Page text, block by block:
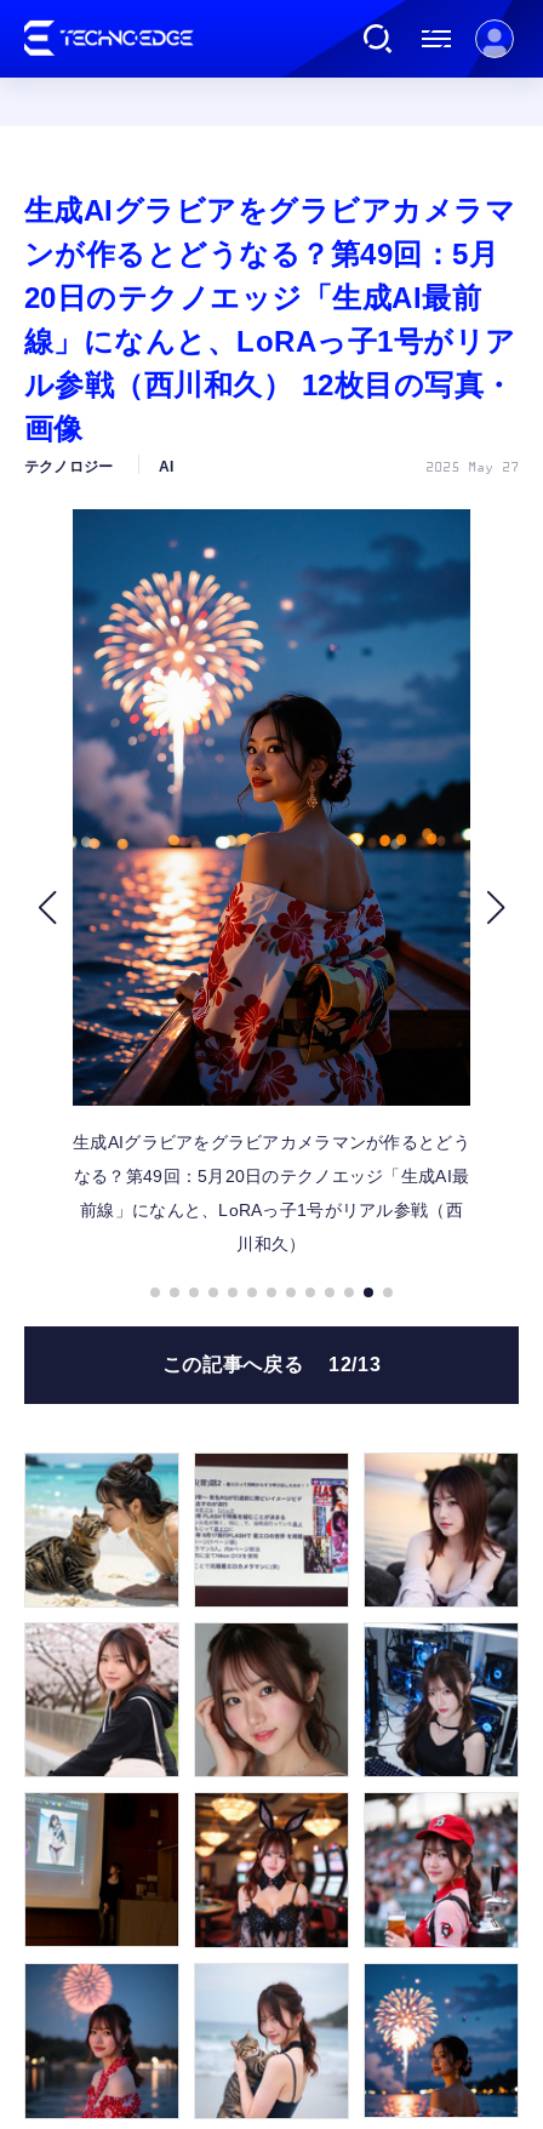
AI
ガジェット
ゲーム
FOLLOW US
生成AIグラビアをグラビアカメラマ
ンが作るとどうなる？第49回：5月
20日のテクノエッジ「生成AI最前
線」になんと、LoRAっ子1号がリア
ル参戦（西川和久） 12枚目の写真・
画像
テクノロジー AI 2025 May 27
生成AIグラビアをグラビアカメラマンが作るとどう
なる？第49回：5月20日のテクノエッジ「生成AI最
前線」になんと、LoRAっ子1号がリアル参戦（西
川和久）
この記事へ戻る 12/13